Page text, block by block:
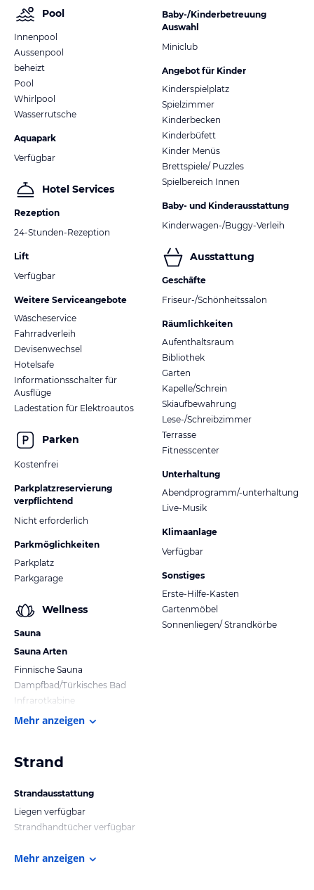
Pool
Innenpool
Aussenpool
beheizt
Pool
Whirlpool
Wasserrutsche
Aquapark
Verfügbar
Hotel Services
Rezeption
24-Stunden-Rezeption
Lift
Verfügbar
Weitere Serviceangebote
Wäscheservice
Fahrradverleih
Devisenwechsel
Hotelsafe
Informationsschalter für
Ausflüge
Ladestation für Elektroautos
Parken
Kostenfrei
Parkplatzreservierung
verpflichtend
Nicht erforderlich
Parkmöglichkeiten
Parkplatz
Parkgarage
Wellness
Sauna
Sauna Arten
Finnische Sauna
Dampfbad/Türkisches Bad
Infrarotkabine
Baby-/Kinderbetreuung
Auswahl
Miniclub
Angebot für Kinder
Kinderspielplatz
Spielzimmer
Kinderbecken
Kinderbüfett
Kinder Menüs
Brettspiele/ Puzzles
Spielbereich Innen
Baby- und Kinderausstattung
Kinderwagen-/Buggy-Verleih
Ausstattung
Geschäfte
Friseur-/Schönheitssalon
Räumlichkeiten
Aufenthaltsraum
Bibliothek
Garten
Kapelle/Schrein
Skiaufbewahrung
Lese-/Schreibzimmer
Terrasse
Fitnesscenter
Unterhaltung
Abendprogramm/-unterhaltung
Live-Musik
Klimaanlage
Verfügbar
Sonstiges
Erste-Hilfe-Kasten
Gartenmöbel
Sonnenliegen/ Strandkörbe
Mehr anzeigen
Strand
Strandausstattung
Liegen verfügbar
Strandhandtücher verfügbar
Mehr anzeigen